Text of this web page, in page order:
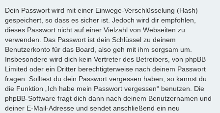
Dein Passwort wird mit einer Einwege-Verschlüsselung (Hash)
gespeichert, so dass es sicher ist. Jedoch wird dir empfohlen,
dieses Passwort nicht auf einer Vielzahl von Webseiten zu
verwenden. Das Passwort ist dein Schlüssel zu deinem
Benutzerkonto für das Board, also geh mit ihm sorgsam um.
Insbesondere wird dich kein Vertreter des Betreibers, von phpBB
Limited oder ein Dritter berechtigterweise nach deinem Passwort
fragen. Solltest du dein Passwort vergessen haben, so kannst du
die Funktion „Ich habe mein Passwort vergessen“ benutzen. Die
phpBB-Software fragt dich dann nach deinem Benutzernamen und
deiner E-Mail-Adresse und sendet anschließend ein neu